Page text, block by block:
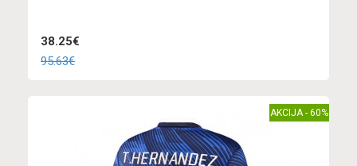
38.25€
95.63€
AKCIJA - 60%